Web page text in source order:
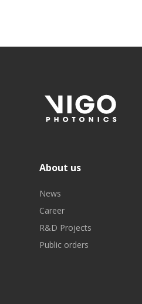
About us
News
Career
R&D Projects
Public orders